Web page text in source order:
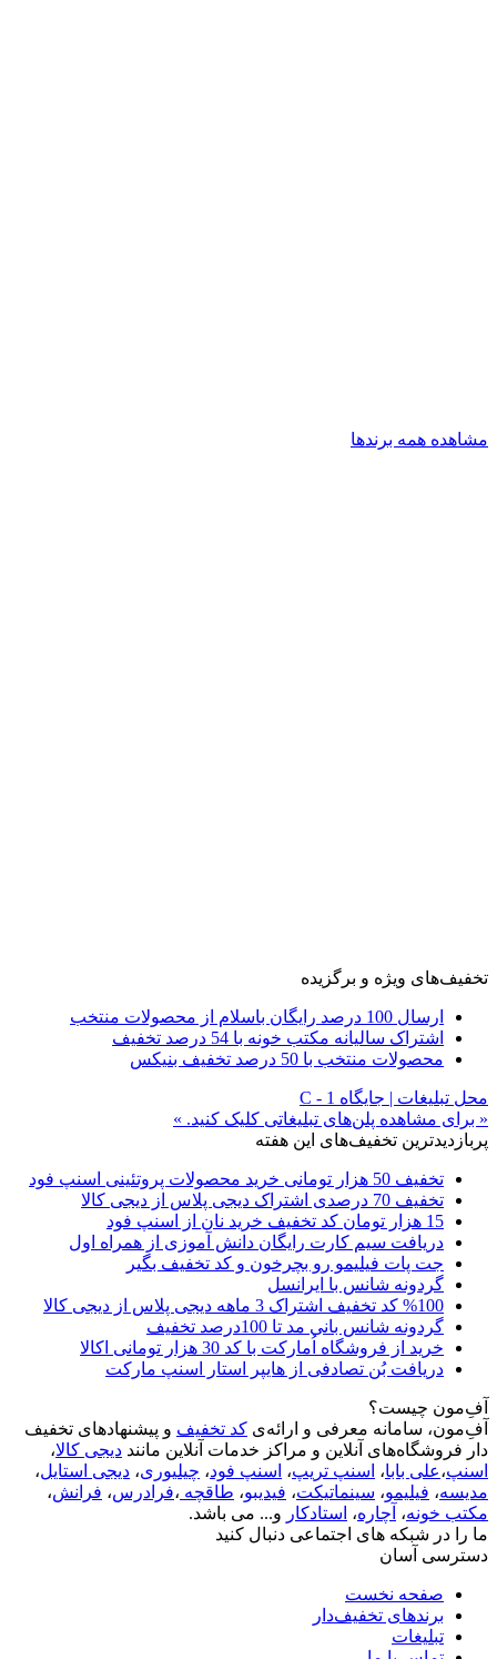
مشاهده همه برندها
تخفیف‌های ویژه و برگزیده
ارسال 100 درصد رایگان باسلام از محصولات منتخب
اشتراک سالیانه مکتب خونه با 54 درصد تخفیف
محصولات منتخب با 50 درصد تخفیف بنیکس
محل تبلیغات | جایگاه C - 1
« برای مشاهده پلن‌های تبلیغاتی کلیک کنید. »
پربازدیدترین تخفیف‌های این هفته
تخفیف 50 هزار تومانی خرید محصولات پروتئینی اسنپ فود
تخفیف 70 درصدی اشتراک دیجی پلاس از دیجی کالا
15 هزار تومان کد تخفیف خرید نان از اسنپ فود
دریافت سیم کارت رایگان دانش آموزی از همراه اول
جت پات فیلیمو رو بچرخون و کد تخفیف بگیر
گردونه شانس با ایرانسل
%100 کد تخفیف اشتراک 3 ماهه دیجی پلاس از دیجی کالا
گردونه شانس بانی مد تا 100درصد تخفیف
خرید از فروشگاه اُمارکت با کد 30 هزار تومانی اکالا
دریافت بُن تصادفی از هایپر استار اسنپ مارکت
آفِ‌مون چیست؟
آفِ‌مون، سامانه معرفی و ارائه‌ی کد تخفیف و پیشنهادهای تخفیف
دار فروشگاه‌های آنلاین و مراکز خدمات آنلاین مانند دیجی کالا،
اسنپ،علی بابا، اسنپ تریپ، اسنپ فود، چیلیوری، دیجی استایل،
مدیسه، فیلیمو، سینماتیکت، فیدیبو، طاقچه ،فرادرس، فرانش،
مکتب خونه، آچاره، استادکار و... می باشد.
ما را در شبکه های اجتماعی دنبال کنید
دسترسی آسان
صفحه نخست
برندهای تخفیف‌دار
تبلیغات